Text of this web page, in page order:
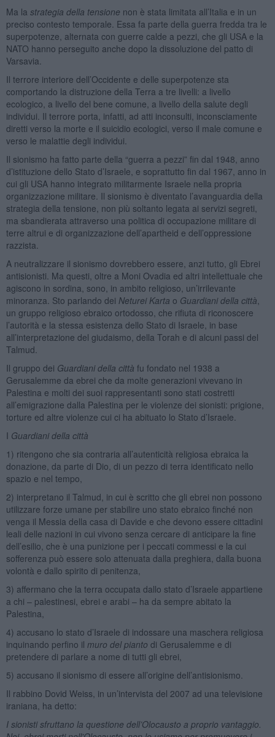
Ma la strategia della tensione non è stata limitata all’Italia e in un
preciso contesto temporale. Essa fa parte della guerra fredda tra le
superpotenze, alternata con guerre calde a pezzi, che gli USA e la
NATO hanno perseguito anche dopo la dissoluzione del patto di
Varsavia.
Il terrore interiore dell’Occidente e delle superpotenze sta
comportando la distruzione della Terra a tre livelli: a livello
ecologico, a livello del bene comune, a livello della salute degli
individui. Il terrore porta, infatti, ad atti inconsulti, inconsciamente
diretti verso la morte e il suicidio ecologici, verso il male comune e
verso le malattie degli individui.
Il sionismo ha fatto parte della “guerra a pezzi” fin dal 1948, anno
d’istituzione dello Stato d’Israele, e soprattutto fin dal 1967, anno in
cui gli USA hanno integrato militarmente Israele nella propria
organizzazione militare. Il sionismo è diventato l’avanguardia della
strategia della tensione, non più soltanto legata ai servizi segreti,
ma sbandierata attraverso una politica di occupazione militare di
terre altrui e di organizzazione dell’apartheid e dell’oppressione
razzista.
A neutralizzare il sionismo dovrebbero essere, anzi tutto, gli Ebrei
antisionisti. Ma questi, oltre a Moni Ovadia ed altri intellettuale che
agiscono in sordina, sono, in ambito religioso, un’irrilevante
minoranza. Sto parlando dei Neturei Karta o Guardiani della città
un gruppo religioso ebraico ortodosso, che rifiuta di riconoscere
l’autorità e la stessa esistenza dello Stato di Israele, in base
all’interpretazione del giudaismo, della Torah e di alcuni passi del
Talmud.
Il gruppo dei Guardiani della città fu fondato nel 1938 a
Gerusalemme da ebrei che da molte generazioni vivevano in
Palestina e molti dei suoi rappresentanti sono stati costretti
all’emigrazione dalla Palestina per le violenze dei sionisti: prigione,
torture ed altre violenze cui ci ha abituato lo Stato d’Israele.
I Guardiani della città
1) ritengono che sia contraria all’autenticità religiosa ebraica la
donazione, da parte di Dio, di un pezzo di terra identificato nello
spazio e nel tempo,
2) interpretano il Talmud, in cui è scritto che gli ebrei non possono
utilizzare forze umane per stabilire uno stato ebraico finché non
venga il Messia della casa di Davide e che devono essere cittadini
leali delle nazioni in cui vivono senza cercare di anticipare la fine
dell’esilio, che è una punizione per i peccati commessi e la cui
sofferenza può essere solo attenuata dalla preghiera, dalla buona
volontà e dallo spirito di penitenza,
3) affermano che la terra occupata dallo stato d’Israele appartiene
a chi – palestinesi, ebrei e arabi – ha da sempre abitato la
Palestina,
4) accusano lo stato d’Israele di indossare una maschera religiosa
inquinando perfino il muro del pianto di Gerusalemme e di
pretendere di parlare a nome di tutti gli ebrei,
5) accusano il sionismo di essere all’origine dell’antisionismo.
Il rabbino Dovid Weiss, in un’intervista del 2007 ad una televisione
iraniana, ha detto:
I sionisti sfruttano la questione dell’Olocausto a proprio vantaggio.